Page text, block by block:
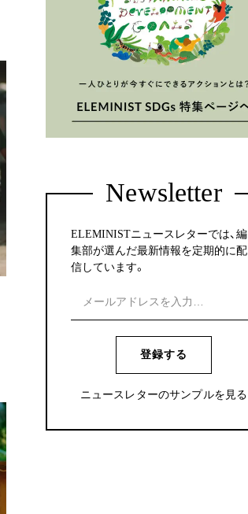
Newsletter
ELEMINISTニュースレターでは、編
集部が選んだ最新情報を定期的に配
信しています。
登録する
ニュースレターのサンプルを見る